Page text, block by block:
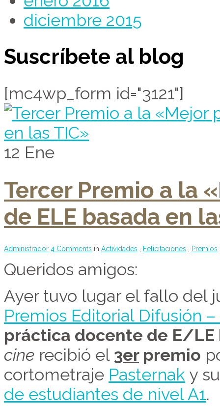
diciembre 2015
Suscríbete al blog
[mc4wp_form id="3121"]
12 Ene
Tercer Premio a la
de ELE basada en
Administrador 4 Comments in Actividades Felicitaciones Premios
Queridos amigos:
Ayer tuvo lugar el fallo del
Premios Editorial Difusión –
práctica docente de E/LE
cine recibió el 3erpremio
cortometraje Pasternak y
de estudiantes de nivel A1.